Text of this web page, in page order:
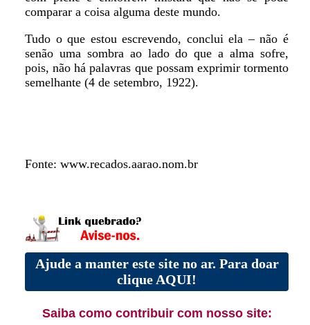
comparar a coisa alguma deste mundo.
Tudo o que estou escrevendo, conclui ela – não é
senão uma sombra ao lado do que a alma sofre,
pois, não há palavras que possam exprimir tormento
semelhante (4 de setembro, 1922).
Fonte: www.recados.aarao.nom.br
Ajude a manter este site no ar. Para doar
clique AQUI!
Saiba como contribuir com nosso site: